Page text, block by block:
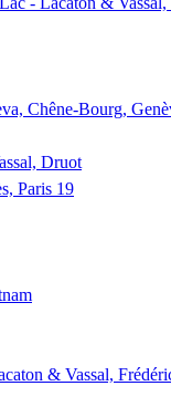
Chêne-Bourg,
Druot
Paris 19
& Vassal,